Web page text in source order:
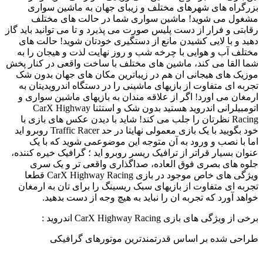
بزرگراه های شهرهای مختلف و زیبای جهان به ماشین سواری
مشغول می شوید! ماشین سواری شما در حالت های مختلف
رقابتی و فرار از دست پلیس صورت می پذیرد و تا می توانید باید گاز
دهید و با لایی کشیدن مانع از دستگیری خودتان شوید! حالت های
مختلف آب و هوایی با چرخه شب و روز نهایت لذت و هیجان را به
شما القا می کند، ماشین های مختلف با ساخت واقعی در کنار پخش
موزیک های هیجانی ان هم در زیباترین مکان های جهان بدون شک
تجربه ای متفاوت از بازیهای ماشینی را در دستگاه اندرویدیتان به
ارمغان می اورد! اگر از علاقه مندان به بازیهای ماشین سواری و
اتومبیلرانی اندروید هستید بدون شک و استثنا CarX Highway
Racing نظرتان را جلب می کند! شاید با دیدن عکس های بازی با
خود بگویید با یک بازی معمولی نهایتا در حد Traffic Racer روبرو اید
اما با نصب و ورود به آن متوجه این موضوعمی شوید که با یک
عنوان بسیار قراتر از ترافیک ریسر روبرو اید ؛ گرافیک خیره کننده،
جلوه های بصری فوق العاده، صداگذاری واقعی تر و یک سری
ویژگی های خاص موجود در بازی CarX Highway Racing قطعا
تجربه ای متفاوت از بازیهای سبک ریسینگ را برای تان به ارمغان
خواهد آورد که تجربه ان را نباید به هیچ وجه از دست بدهید.
برخی از ویژگی های بازی CarX Highway Racing اندروید :
طراحی شده بر اساس قدرتمندترین موتورهای گرافیکی